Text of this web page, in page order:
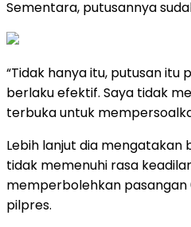
Sementara, putusannya
“Tidak hanya itu, putusan itu
berlaku efektif. Saya tidak
terbuka untuk
Lebih lanjut dia
tidak memenuhi rasa
memperbolehkan pasangan
pilpres.